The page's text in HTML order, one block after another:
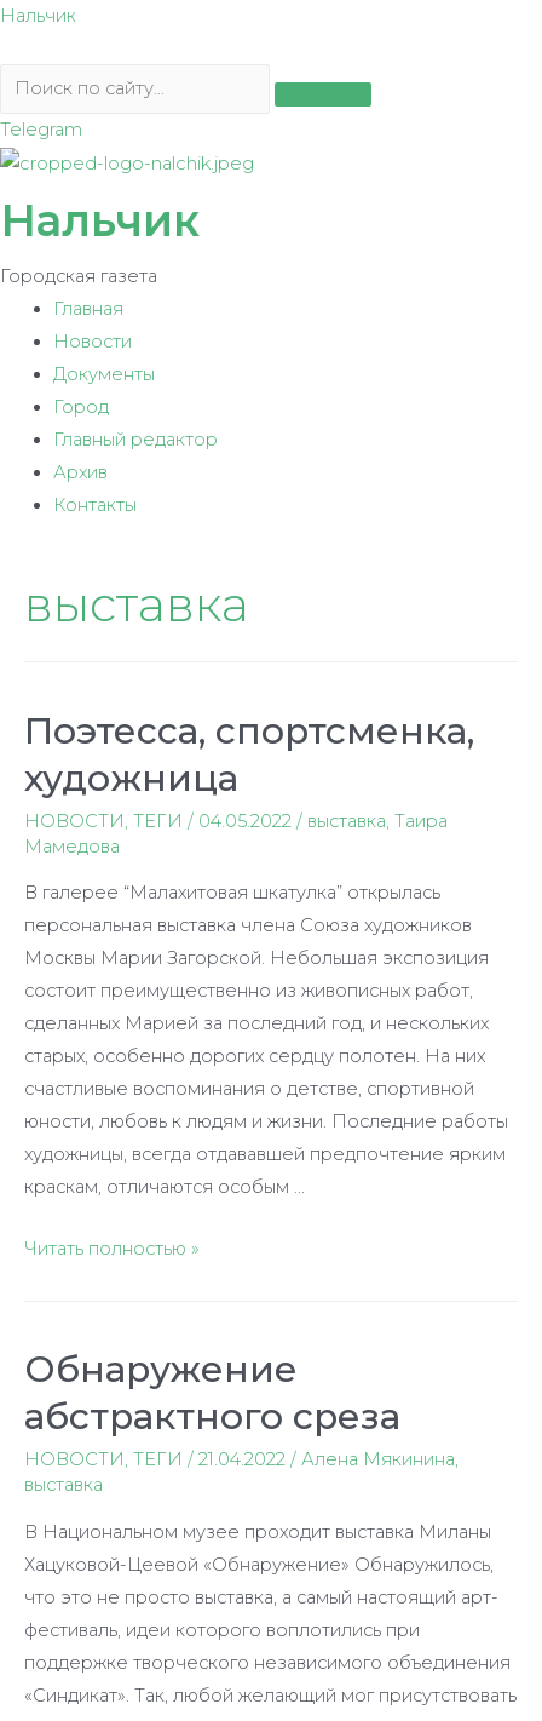
Перейти
содержимому
Нальчик
Telegram
Нальчик
Городская газета
Главная
Новости
Документы
Город
Главный редактор
Архив
Контакты
выставка
Поэтесса, спортсменка,
художница
НОВОСТИ, ТЕГИ / 04.05.2022 / выставка, Таира
Мамедова
В галерее “Малахитовая шкатулка” открылась
персональная выставка члена Союза художников
Москвы Марии Загорской. Небольшая экспозиция
состоит преимущественно из живописных работ,
сделанных Марией за последний год, и нескольких
старых, особенно дорогих сердцу полотен. На них
счастливые воспоминания о детстве, спортивной
юности, любовь к людям и жизни. Последние работы
художницы, всегда отдававшей предпочтение ярким
краскам, отличаются особым …
Поэтесса,
Читать полностью »
Обнаружение
абстрактного среза
НОВОСТИ , ТЕГИ / 21.04.2022 / Алена Мякинина,
выставка
В Национальном музее проходит выставка Миланы
Хацуковой-Цеевой «Обнаружение» Обнаружилось,
что это не просто выставка, а самый настоящий арт-
фестиваль, идеи которого воплотились при
поддержке творческого независимого объединения
«Синдикат». Так, любой желающий мог присутствовать